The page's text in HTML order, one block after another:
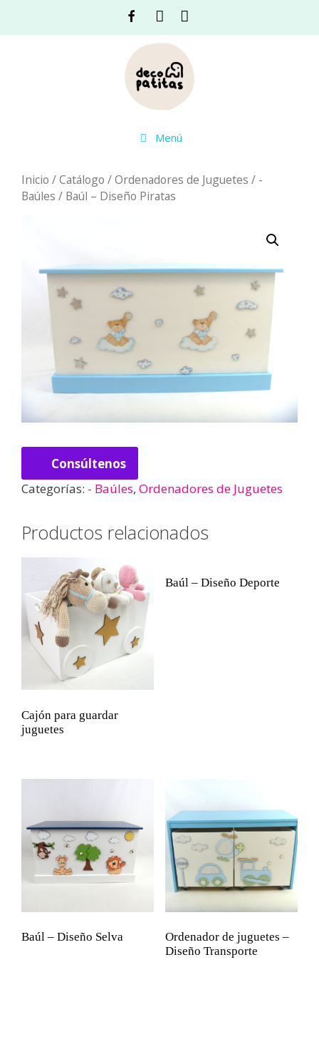
FacebookInstagram
Menú
Inicio /Catálogo /Ordenadores de Juguetes / -
Baúles / Baúl – Diseño Piratas
Consúltenos
Categorías: - Baúles, Ordenadores de Juguetes
Productos relacionados
Cajón para guardar
juguetes
Baúl – Diseño Deporte
Baúl – Diseño Selva
Ordenador de juguetes –
Diseño Transporte